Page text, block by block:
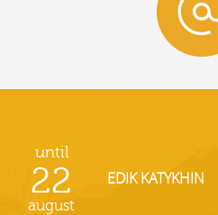
until
22
august
EDIK KATYKHIN